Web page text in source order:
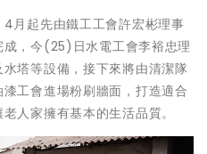
月起先由鐵工工會許宏彬理事
，今(25)日水電工會李裕忠理
塔等設備，接下來將由清潔隊
工會進場粉刷牆面，打造適合
人家擁有基本的生活品質。